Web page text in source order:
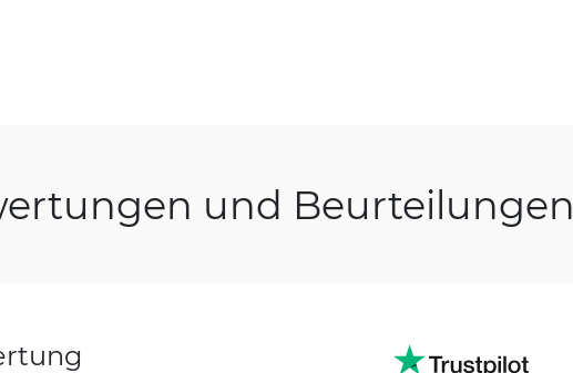
und Beurteilungen